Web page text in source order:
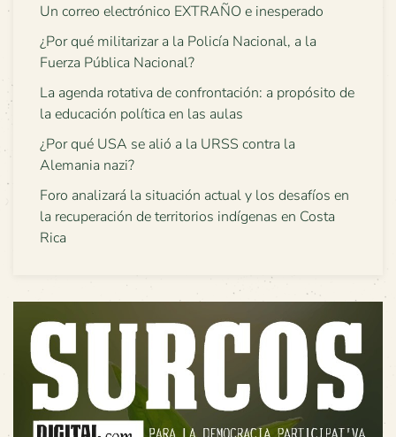
Un correo electrónico EXTRAÑO e inesperado
¿Por qué militarizar a la Policía Nacional, a la
Fuerza Pública Nacional?
La agenda rotativa de confrontación: a propósito de
la educación política en las aulas
¿Por qué USA se alió a la URSS contra la
Alemania nazi?
Foro analizará la situación actual y los desafíos en
la recuperación de territorios indígenas en Costa
Rica